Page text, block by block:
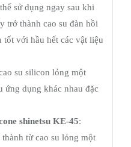
sử dụng ngay sau khi
trở thành cao su đàn hồi
tốt với hầu hết các vật liệu
su silicon lỏng một
ứng dụng khác nhau đặc
shinetsu KE-45:
từ cao su lỏng một